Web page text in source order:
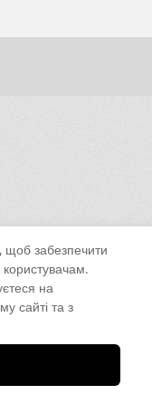
забезпечити
на
сайті та з